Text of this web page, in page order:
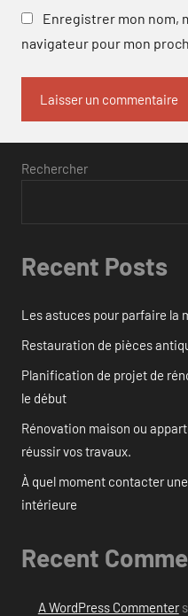
Enregistrer mon nom,
navigateur pour mon
Rechercher
Recent Posts
Les astuces pour parfaire la
Restauration de pièces
Planification de projet de
le début
Rénovation maison ou
réussir vos travaux.
À quel moment contacter
intérieure
Recent
A WordPress Commenter